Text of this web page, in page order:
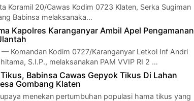
Koramil 20/Cawas Kodim 0723 Klaten, Serka Sugiman
Babinsa melaksanaka…
Kapolres Karanganyar Ambil Apel Pengamanan
— Komandan Kodim 0727/Karanganyar Letkol Inf Andri
S.I.P., melaksanakan PAM VVIP RI 2 …
Babinsa Cawas Gepyok Tikus Di Lahan
Gombang Klaten
menekan pertumbuhan populasi hama tikus yang